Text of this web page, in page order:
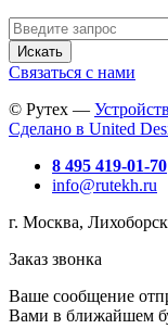
Искать
Связаться с нами
© Рутех —
Сделано в United
8 495 419-01-70
info@rutekh.ru
г. Москва,
Заказ звонка
Ваше сообщение
Вами в ближайшем